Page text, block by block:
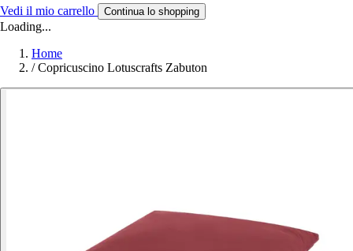
Vedi il mio carrello Continua lo shopping
Loading...
Home
/ Copricuscino Lotuscrafts Zabuton